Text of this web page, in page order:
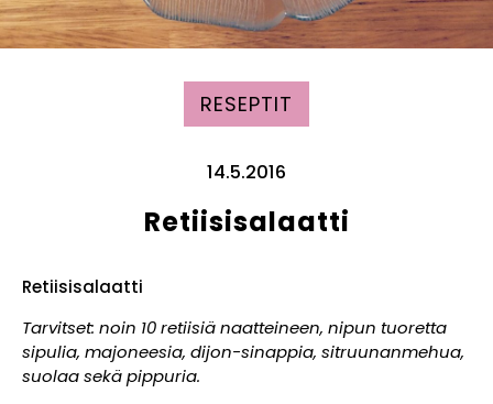
RESEPTIT
14.5.2016
Retiisisalaatti
Retiisisalaatti
Tarvitset: noin 10 retiisiä naatteineen, nipun tuoretta
sipulia, majoneesia, dijon-sinappia, sitruunanmehua,
suolaa sekä pippuria.